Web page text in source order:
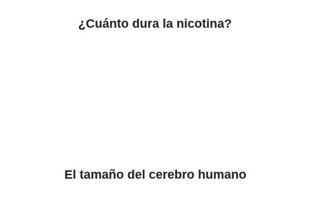
¿Cuánto dura la nicotina?
El tamaño del cerebro humano